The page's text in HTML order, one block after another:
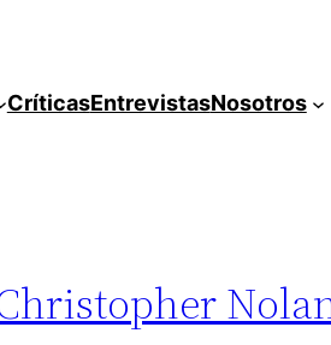
CríticasEntrevistasNosotros